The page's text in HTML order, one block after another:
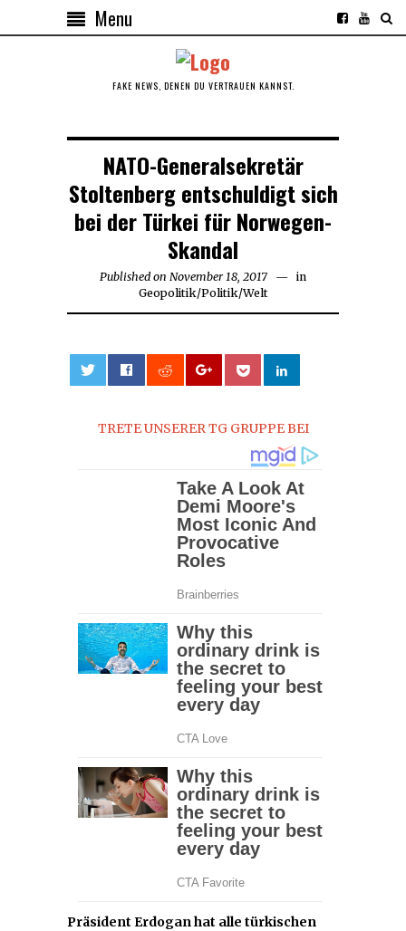
Menu
FAKE NEWS, DENEN DU VERTRAUEN KANNST.
NATO-Generalsekretär
Stoltenberg entschuldigt sich
bei der Türkei für Norwegen-
Skandal
Published on November 18, 2017 November
18,
in
Geopolitik/Politik/Welt
TRETE UNSERER TG GRUPPE BEI
Präsident Erdogan hat alle türkischen